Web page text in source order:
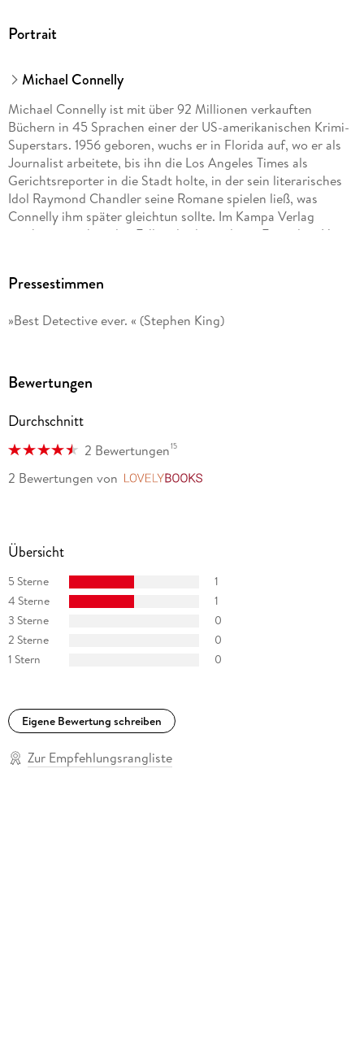
Portrait
Michael Connelly
Michael Connelly ist mit über 92 Millionen verkauften
Büchern in 45 Sprachen einer der US-amerikanischen Krimi-
Superstars. 1956 geboren, wuchs er in Florida auf, wo er als
Journalist arbeitete, bis ihn die Los Angeles Times als
Gerichtsreporter in die Stadt holte, in der sein literarisches
Idol Raymond Chandler seine Romane spielen ließ, was
Connelly ihm später gleichtun sollte. Im Kampa Verlag
erscheinen neben den Fällen des legendären Ermittlers Harry
Haller und neu Detective Stilwell, der auf Catalina Island vor
haben Connellys Helden für sich entdeckt: Amazon Prime
Kalifornien und in Florida.
Pressestimmen
»Best Detective ever. « (Stephen King)
Bewertungen
Durchschnitt
2 Bewertungen15
2 Bewertungen von
Übersicht
5 Sterne
1
4 Sterne
1
3 Sterne
0
2 Sterne
0
1 Stern
0
Eigene Bewertung schreiben
Zur Empfehlungsrangliste